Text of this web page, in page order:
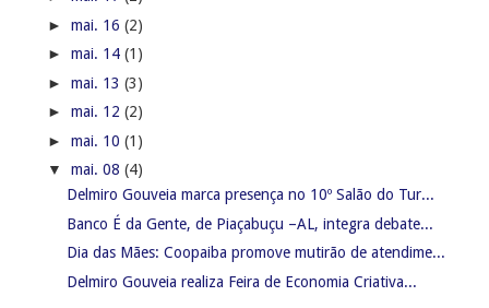
► mai. 16 (2)
► mai. 14 (1)
► mai. 13 (3)
► mai. 12 (2)
► mai. 10 (1)
▼ mai. 08 (4)
Delmiro Gouveia marca presença no 10º Salão do Tur...
Banco É da Gente, de Piaçabuçu –AL, integra debate...
Dia das Mães: Coopaiba promove mutirão de atendime...
Delmiro Gouveia realiza Feira de Economia Criativa...